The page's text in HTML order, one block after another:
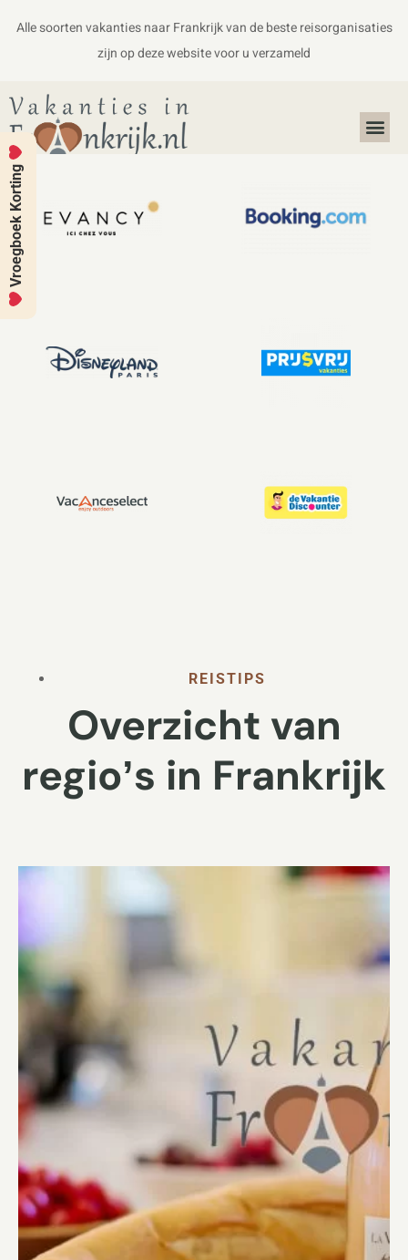
Alle soorten vakanties naar Frankrijk van de beste reisorganisaties
zijn op deze website voor u verzameld
REISTIPS
Overzicht van
regioʼs in Frankrijk
Vroegboek Korting